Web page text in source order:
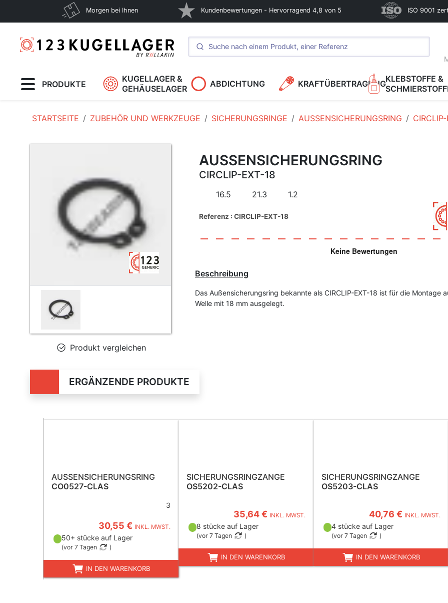
Morgen bei Ihnen Kundenbewertungen - Hervorragend 4,8 von 5 ISO 9001
PRODUKTE
KUGELLAGER &
GEHÄUSELAGER
ABDICHTUNG KRAFTÜBERTRAGUNGKLEBSTOFFE &
STARTSEITE ZUBEHÖR UND WERKZEUGE SICHERUNGSRINGE AUSSENSICHERUNGSRING
Produkt vergleichen
AUSSENSICHERUNGSRING
CIRCLIP-EXT-18
16.5 21.3 1.2
Referenz : CIRCLIP-EXT-18
Beschreibung
Das Außensicherungsring bekannte als CIRCLIP-EXT-18 ist für die Montage
Welle mit 18 mm ausgelegt.
ERGÄNZENDE PRODUKTE
AUSSENSICHERUNGSRING
CO0527-CLAS
3
30,55 € INKL. MWST.
50+ stücke auf Lager
(vor 7 Tagen )
IN DEN WARENKORB
SICHERUNGSRINGZANGE
OS5202-CLAS
35,64 € INKL. MWST.
8 stücke auf Lager
(vor 7 Tagen )
IN DEN WARENKORB
SICHERUNGSRINGZANGE
OS5203-CLAS
40,76 € INKL. MWST.
4 stücke auf Lager
(vor 7 Tagen )
IN DEN WARENKORB